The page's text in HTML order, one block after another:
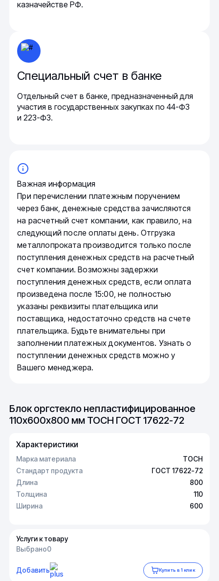
казначействе РФ.
Специальный счет в банке
Отдельный счет в банке, предназначенный для
участия в государственных закупках по 44-ФЗ
и 223-ФЗ.
Важная информация
При перечислении платежным поручением
через банк, денежные средства зачисляются
на расчетный счет компании, как правило, на
следующий после оплаты день. Отгрузка
металлопроката производится только после
поступления денежных средств на расчетный
счет компании. Возможны задержки
поступления денежных средств, если оплата
произведена после 15:00, не полностью
указаны реквизиты плательщика или
поставщика, недостаточно средств на счете
плательщика. Будьте внимательны при
заполнении платежных документов. Узнать о
поступлении денежных средств можно у
Вашего менеджера.
Блок оргстекло непластифицированное
110х600х800 мм ТОСН ГОСТ 17622-72
Характеристики
Марка материала
ТОСН
Стандарт продукта
ГОСТ 17622-72
Длина
800
Толщина
110
Ширина
600
Услуги к товару
Выбрано0
Добавить Купить в 1 клик